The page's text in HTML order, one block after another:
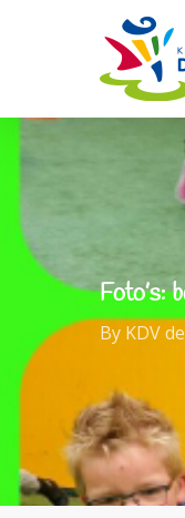
Foto’s:
By KDV